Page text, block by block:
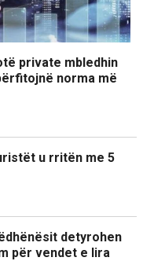
private mbledhin
norma më
u rritën me 5
detyrohen
për vendet e lira